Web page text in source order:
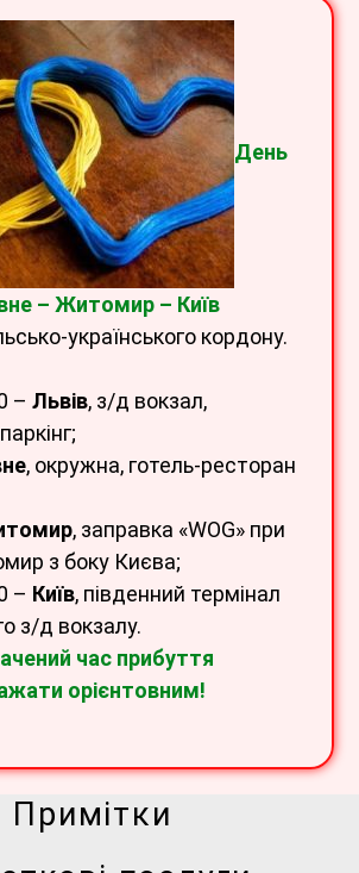
День
– Житомир – Київ
українського кордону.
– Львів, з/д вокзал,
, окружна, готель-ресторан
, заправка «WOG» при
з боку Києва;
– Київ, південний термінал
з/д вокзалу.
час прибуття
орієнтовним!
Примітки